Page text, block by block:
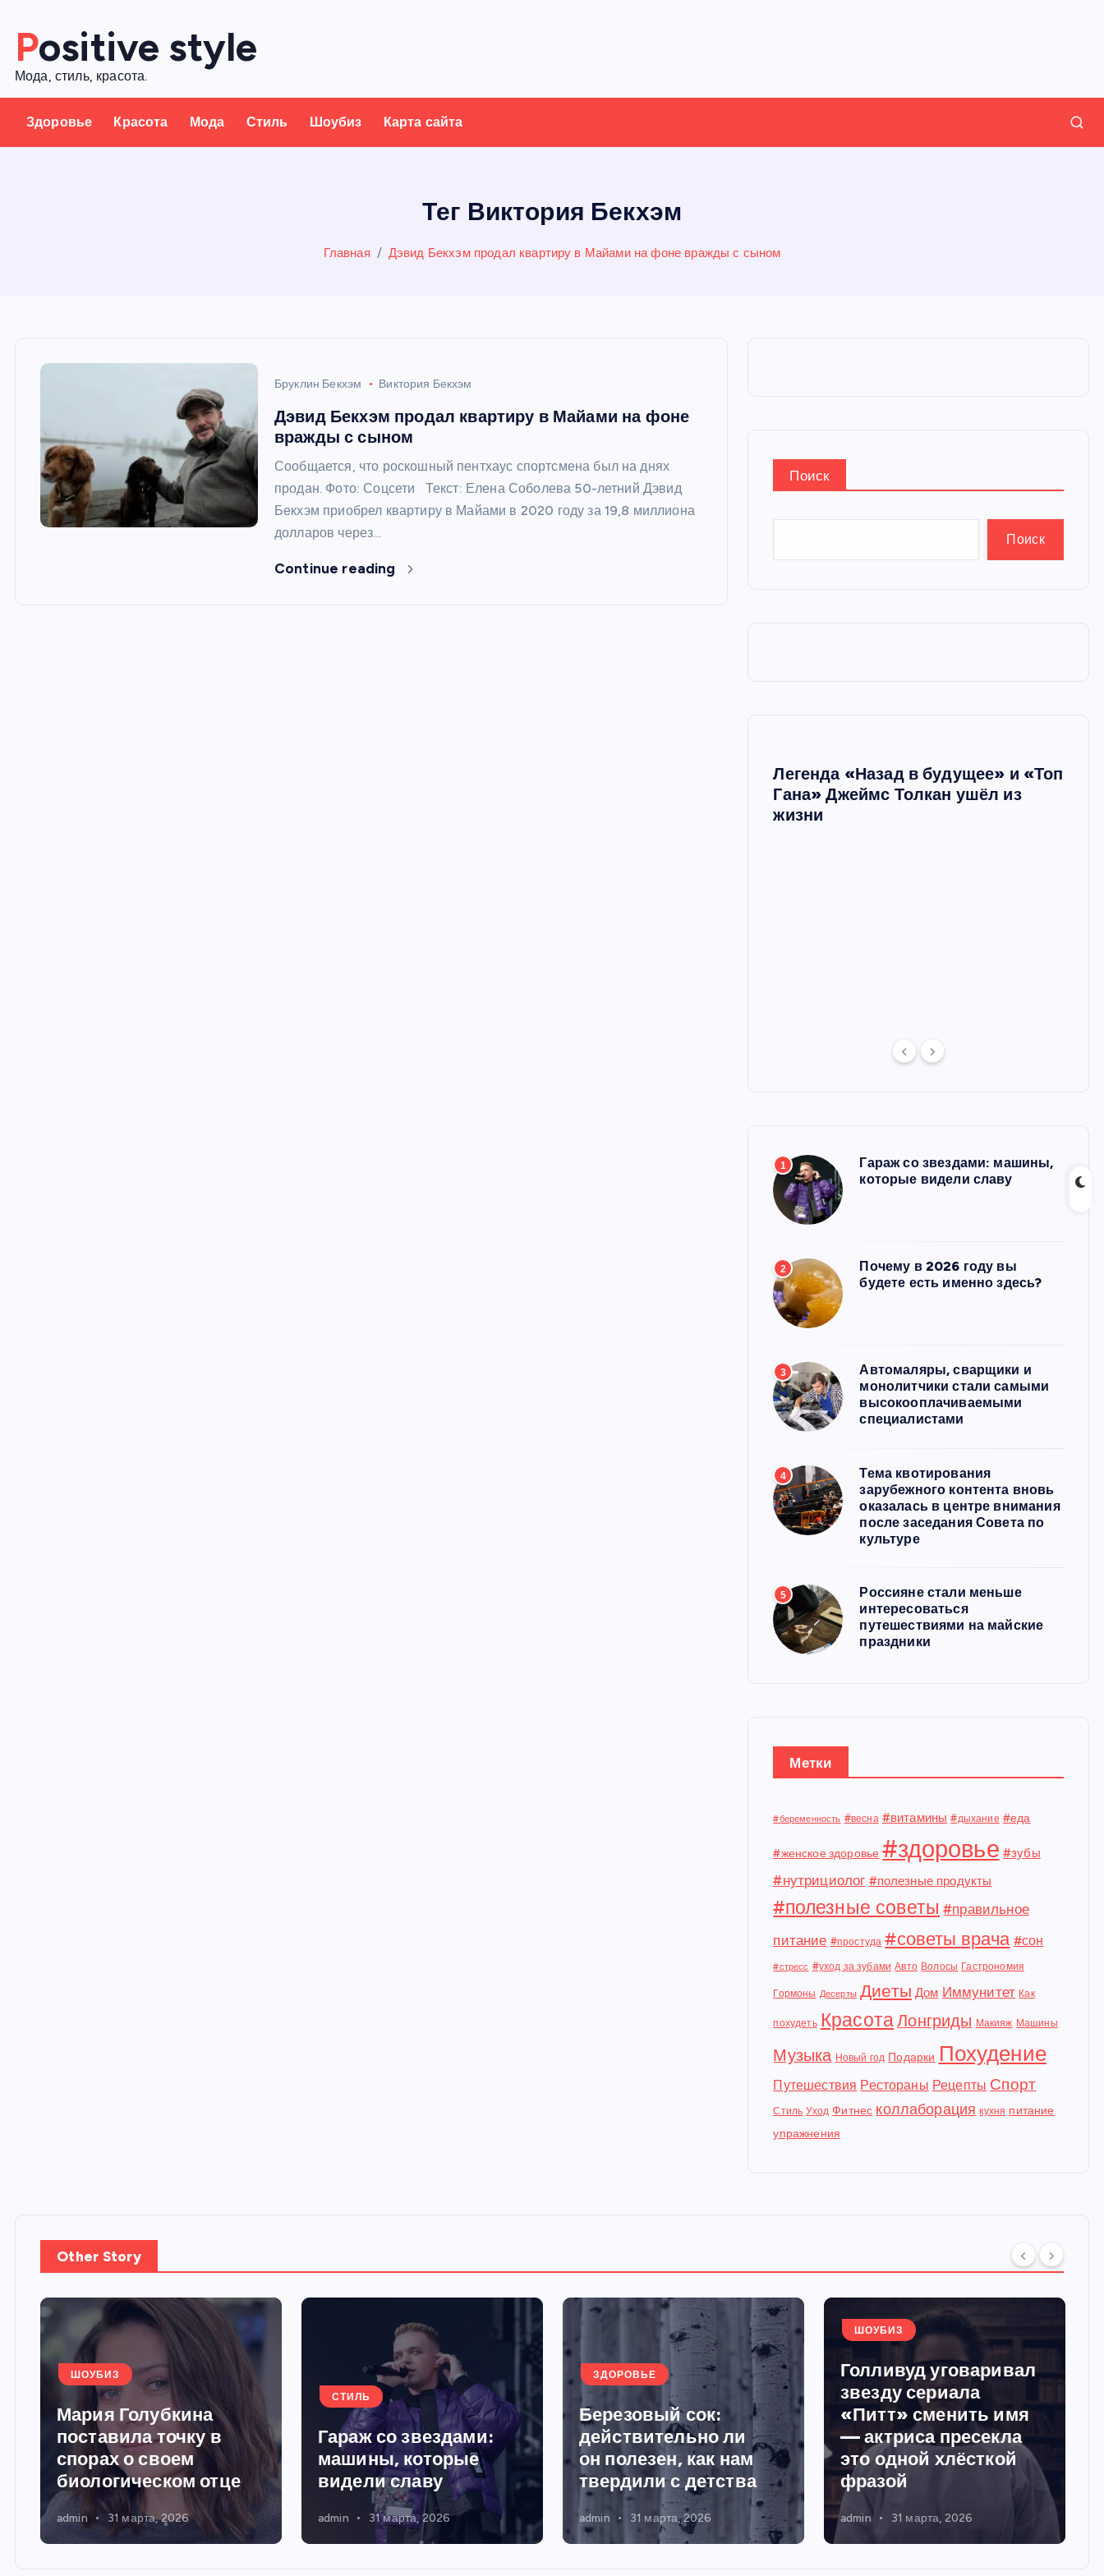
Positive style
Мода, стиль, красота.
Здоровье Красота Мода Стиль Шоубиз Карта сайта
Тег Виктория Бекхэм
Главная Дэвид Бекхэм продал квартиру в Майами на фоне вражды с сыном
Бруклин Бекхэм Виктория Бекхэм
Дэвид Бекхэм продал квартиру в Майами на фоне
вражды с сыном
Сообщается, что роскошный пентхаус спортсмена был на днях
продан. Фото: Соцсети Текст: Елена Соболева 50-летний Дэвид
Бекхэм приобрел квартиру в Майами в 2020 году за 19,8 миллиона
долларов через…
Continue reading
Поиск
Поиск
Легенда «Назад в будущее» и «Топ
Гана» Джеймс Толкан ушёл из
жизни
1
Гараж со звездами: машины,
которые видели славу
2
Почему в 2026 году вы
будете есть именно здесь?
3
Автомаляры, сварщики и
монолитчики стали самыми
высокооплачиваемыми
специалистами
4
Тема квотирования
зарубежного контента вновь
оказалась в центре внимания
после заседания Совета по
культуре
5
Россияне стали меньше
интересоваться
путешествиями на майские
праздники
Метки
#беременность #весна #витамины #дыхание #еда
#женское здоровье #здоровье #зубы
#нутрициолог #полезные продукты
#полезные советы #правильное
питание #простуда #советы врача #сон
#стресс #уход за зубами Авто Волосы Гастрономия
Гормоны Десерты Диеты Дом Иммунитет Как
похудеть КрасотаЛонгриды Макияж Машины
Музыка Новый год Подарки Похудение
Путешествия Рестораны Рецепты Спорт
Стиль Уход Фитнес коллаборация кухня питание
упражнения
Other Story
ШОУБИЗ
Мария Голубкина
поставила точку в
спорах о своем
биологическом отце
admin 31 марта, 2026
СТИЛЬ
Гараж со звездами:
машины, которые
видели славу
admin 31 марта, 2026
ЗДОРОВЬЕ
Березовый сок:
действительно ли
он полезен, как нам
твердили с детства
admin 31 марта, 2026
ШОУБИЗ
Голливуд уговаривал
звезду сериала
«Питт» сменить имя
— актриса пресекла
это одной хлёсткой
фразой
admin 31 марта, 2026